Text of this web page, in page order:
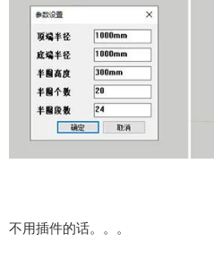
不用插件的话。。。